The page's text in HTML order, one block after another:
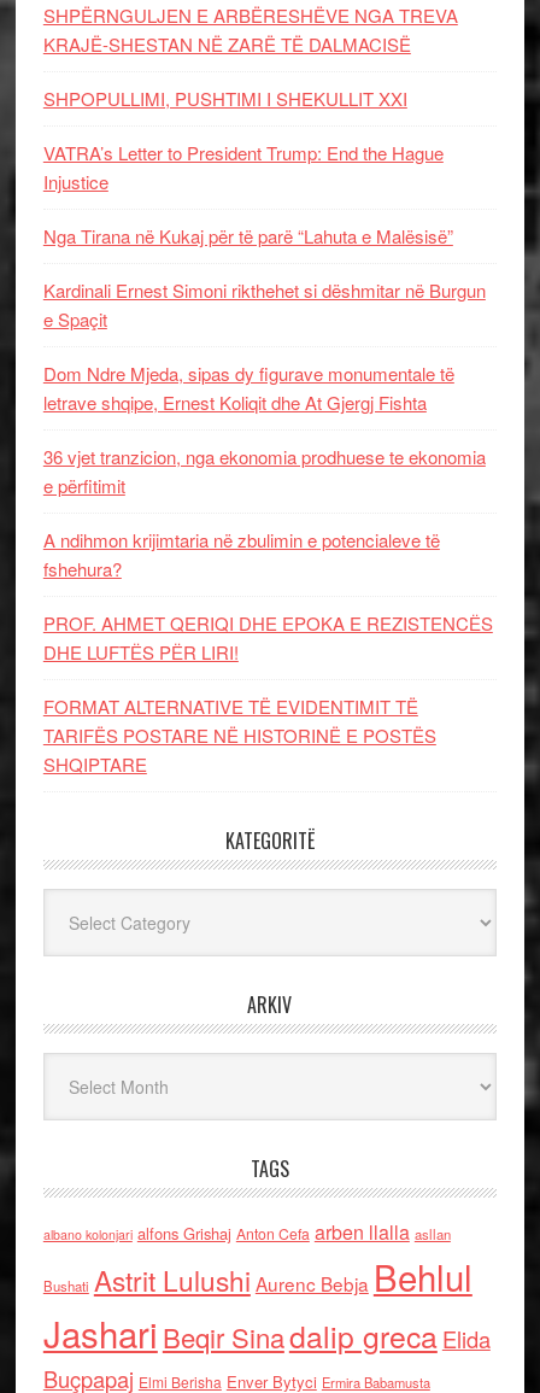
SHPËRNGULJEN E ARBËRESHËVE NGA TREVA
KRAJË-SHESTAN NË ZARË TË DALMACISË
SHPOPULLIMI, PUSHTIMI I SHEKULLIT XXI
VATRA’s Letter to President Trump: End the Hague
Injustice
Nga Tirana në Kukaj për të parë “Lahuta e Malësisë”
Kardinali Ernest Simoni rikthehet si dëshmitar në Burgun
e Spaçit
Dom Ndre Mjeda, sipas dy figurave monumentale të
letrave shqipe, Ernest Koliqit dhe At Gjergj Fishta
36 vjet tranzicion, nga ekonomia prodhuese te ekonomia
e përfitimit
A ndihmon krijimtaria në zbulimin e potencialeve të
fshehura?
PROF. AHMET QERIQI DHE EPOKA E REZISTENCЁS
DHE LUFTЁS PЁR LIRI!
FORMAT ALTERNATIVE TË EVIDENTIMIT TË
TARIFËS POSTARE NË HISTORINË E POSTËS
SHQIPTARE
KATEGORITË
ARKIV
TAGS
albano kolonjari alfons Grishaj Anton Cefa arben llalla asllan
Bushati Astrit Lulushi Aurenc Bebja Behlul
Jashari Beqir Sinadalip grecaElida
Buçpapaj Elmi Berisha Enver Bytyci Ermira Babamusta